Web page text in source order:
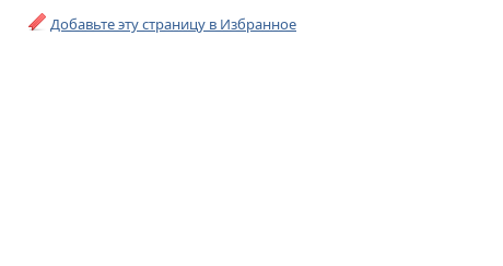
Добавьте эту страницу в Избранное